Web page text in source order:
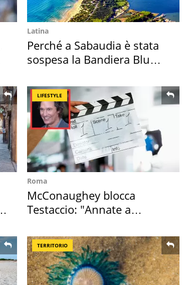
Latina
Perché a Sabaudia è stata
sospesa la Bandiera Blu
LIFESTYLE
Roma
McConaughey blocca
Testaccio: "Annate a
TERRITORIO